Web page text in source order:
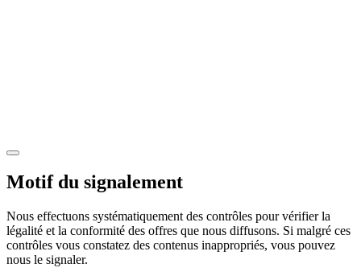
Motif du signalement
Nous effectuons systématiquement des contrôles pour vérifier la
légalité et la conformité des offres que nous diffusons. Si malgré ces
contrôles vous constatez des contenus inappropriés, vous pouvez
nous le signaler.